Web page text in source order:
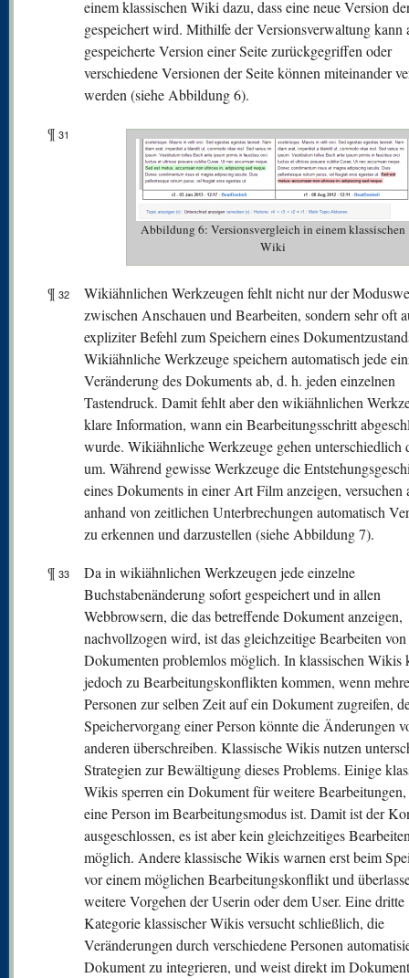
einem klassischen Wiki dazu, dass eine neue Version
gespeichert wird. Mithilfe der Versionsverwaltung kann
gespeicherte Version einer Seite zurückgegriffen oder
verschiedene Versionen der Seite können miteinander
werden (siehe Abbildung 6).
¶ 31
Abbildung 6: Versionsvergleich in einem klassischen
Wiki
¶ 32
Wikiähnlichen Werkzeugen fehlt nicht nur der
zwischen Anschauen und Bearbeiten, sondern sehr oft
expliziter Befehl zum Speichern eines
Wikiähnliche Werkzeuge speichern automatisch jede
Veränderung des Dokuments ab, d. h. jeden einzelnen
Tastendruck. Damit fehlt aber den wikiähnlichen
klare Information, wann ein Bearbeitungsschritt
wurde. Wikiähnliche Werkzeuge gehen unterschiedlich
um. Während gewisse Werkzeuge die
eines Dokuments in einer Art Film anzeigen, versuchen
anhand von zeitlichen Unterbrechungen automatisch
zu erkennen und darzustellen (siehe Abbildung 7).
¶ 33
Da in wikiähnlichen Werkzeugen jede einzelne
Buchstabenänderung sofort gespeichert und in allen
Webbrowsern, die das betreffende Dokument anzeigen,
nachvollzogen wird, ist das gleichzeitige Bearbeiten von
Dokumenten problemlos möglich. In klassischen Wikis
jedoch zu Bearbeitungskonflikten kommen, wenn
Personen zur selben Zeit auf ein Dokument zugreifen,
Speichervorgang einer Person könnte die Änderungen
anderen überschreiben. Klassische Wikis nutzen
Strategien zur Bewältigung dieses Problems. Einige
Wikis sperren ein Dokument für weitere Bearbeitungen,
eine Person im Bearbeitungsmodus ist. Damit ist der
ausgeschlossen, es ist aber kein gleichzeitiges
möglich. Andere klassische Wikis warnen erst beim
vor einem möglichen Bearbeitungskonflikt und
weitere Vorgehen der Userin oder dem User. Eine dritte
Kategorie klassischer Wikis versucht schließlich, die
Veränderungen durch verschiedene Personen
Dokument zu integrieren, und weist direkt im